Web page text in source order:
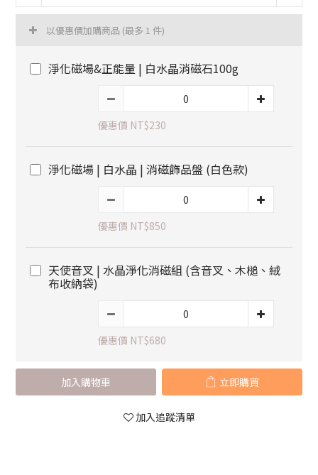
以優惠價加購商品 (最多 1 件)
淨化磁場&正能量 | 白水晶消磁石100g
優惠價 NT$230
淨化磁場 | 白水晶 | 消磁飾品盤 (白色款)
優惠價 NT$850
天使音叉 | 水晶淨化消磁組 (含音叉、木槌、絨
布收納袋)
優惠價 NT$680
加入購物車 立即購買
加入追蹤清單